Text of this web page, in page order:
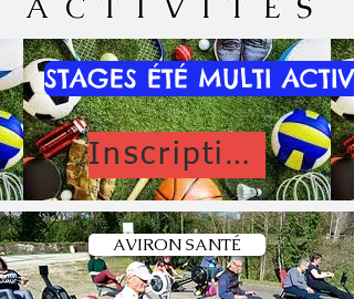
STAGES ÉTÉ MULTI
Inscription
AVIRON SANTÉ